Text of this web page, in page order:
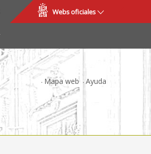
Webs oficiales
Mapa web Ayuda